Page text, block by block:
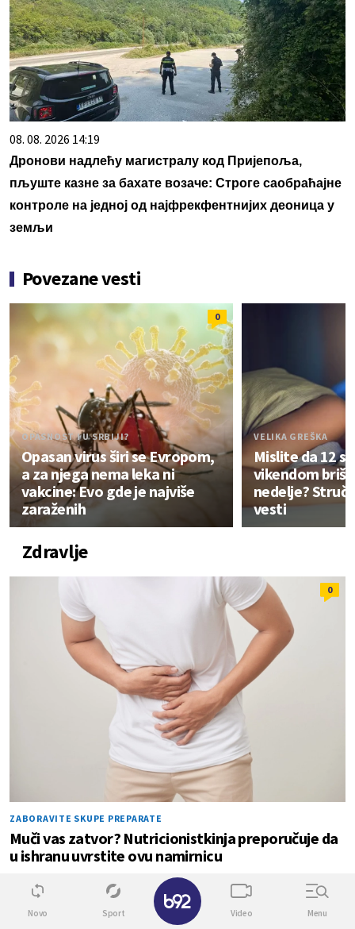
08. 08. 2026 14:19
Дронови надлећу магистралу код Пријепоља,
пљуште казне за бахате возаче: Строге саобраћајне
контроле на једној од најфрекфентнијих деоница у
земљи
Povezane vesti
0
OPASNOST I U SRBIJI?
Opasan virus širi se Evropom,
a za njega nema leka ni
vakcine: Evo gde je najviše
zaraženih
VELIKA GREŠKA
Mislite da 12
vikendom
nedelje?
vesti
Zdravlje
0
ZABORAVITE SKUPE PREPARATE
Muči vas zatvor? Nutricionistkinja preporučuje da
u ishranu uvrstite ovu namirnicu
0
Novo Sport Video Menu
✕